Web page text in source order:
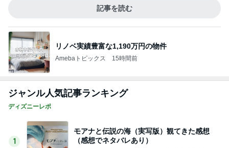
記事を読む
リノベ実績豊富な1,190万円の物件
Amebaトピックス 15時間前
ジャンル人気記事ランキング
ディズニーレポ
1
モアナと伝説の海（実写版）観てきた感想
（感想でネタバレあり）